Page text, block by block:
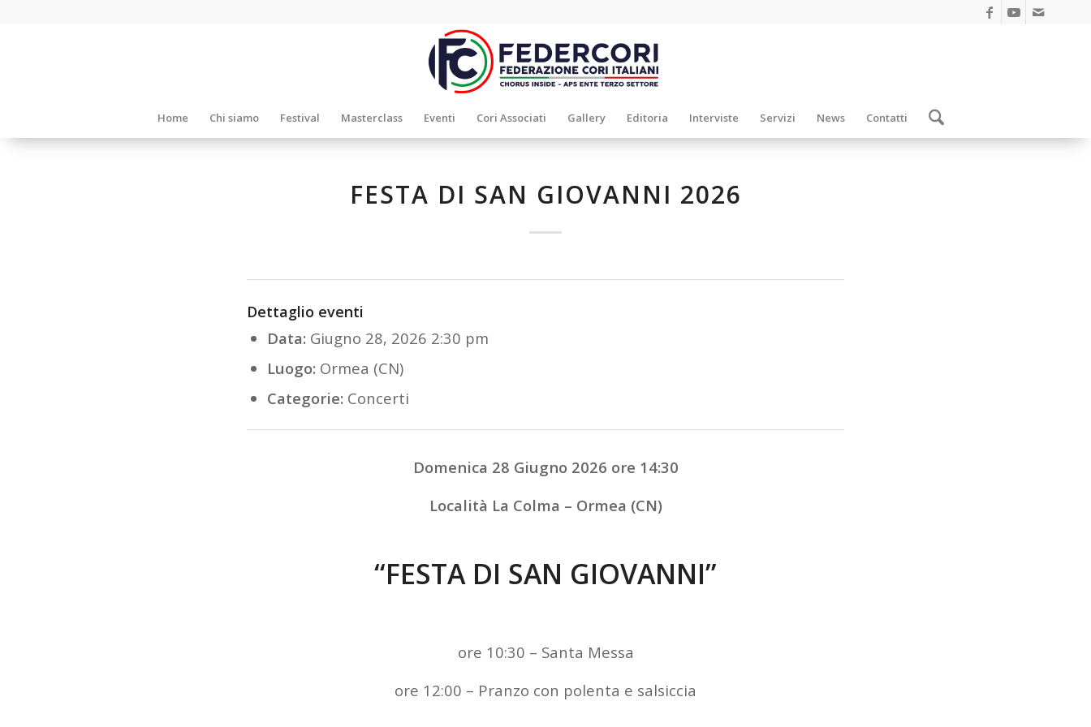
Home Chi siamo Festival Masterclass Eventi Cori Associati Gallery Editoria Interviste Servizi News Contatti
FESTA DI SAN GIOVANNI 2026
Dettaglio eventi
Data: Giugno 28, 2026 2:30 pm
Luogo: Ormea (CN)
Categorie: Concerti
Domenica 28 Giugno 2026 ore 14:30
Località La Colma – Ormea (CN)
“FESTA DI SAN GIOVANNI”
ore 10:30 – Santa Messa
ore 12:00 – Pranzo con polenta e salsiccia